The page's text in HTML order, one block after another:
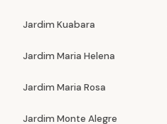
Jardim Kuabara
Jardim Maria Helena
Jardim Maria Rosa
Jardim Monte Alegre